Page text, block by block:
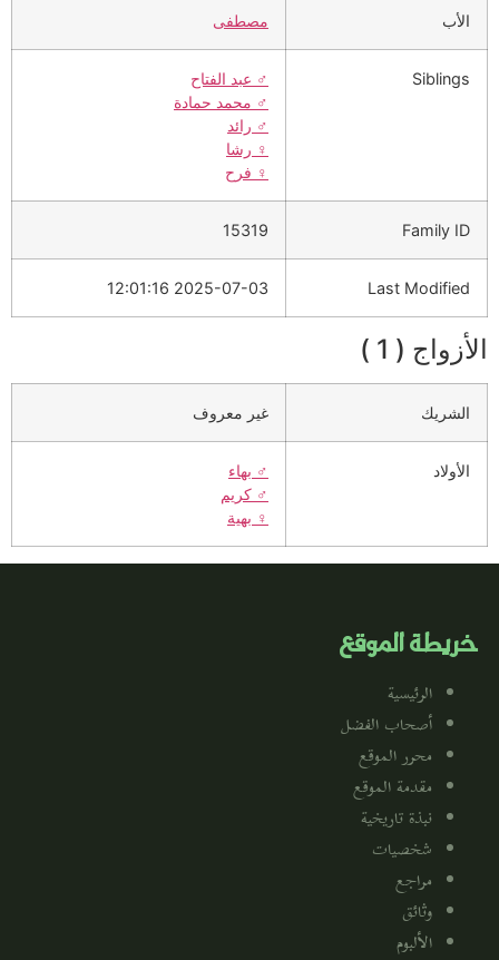
الأب مصطفى
Siblings
♂️ عبد الفتاح
♂️ محمد حمادة
♂️ رائد
♀️ رشا
♀️ فرح
Family ID
15319
Last Modified
2025-07-03 12:01:16
الأزواج ( 1 )
الشريك غير معروف
الأولاد ♂️ بهاء
♂️ كريم
♀️ بهية
خريطة الموقع
الرئيسية
أصحاب الفضل
محرر الموقع
مقدمة الموقع
نبذة تاريخية
شخصيات
مراجع
وثائق
الألبوم